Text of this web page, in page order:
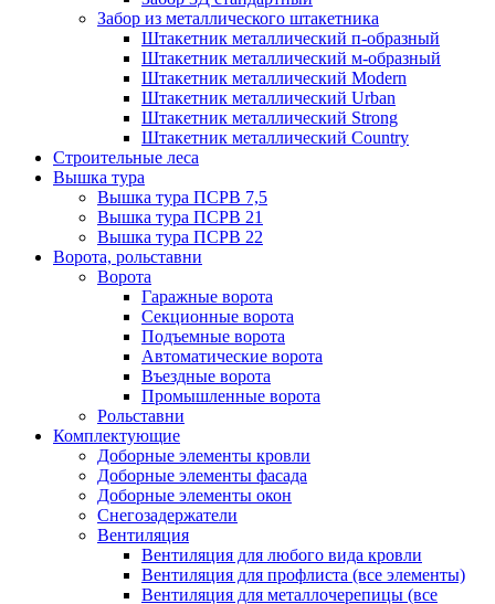
Забор из металлического штакетника
Штакетник металлический п-образный
Штакетник металлический м-образный
Штакетник металлический Мodern
Штакетник металлический Urban
Штакетник металлический Strong
Штакетник металлический Country
Строительные леса
Вышка тура
Вышка тура ПСРВ 7,5
Вышка тура ПСРВ 21
Вышка тура ПСРВ 22
Ворота, рольставни
Ворота
Гаражные ворота
Секционные ворота
Подъемные ворота
Автоматические ворота
Въездные ворота
Промышленные ворота
Рольставни
Комплектующие
Доборные элементы кровли
Доборные элементы фасада
Доборные элементы окон
Снегозадержатели
Вентиляция
Вентиляция для любого вида кровли
Вентиляция для профлиста (все элементы)
Вентиляция для металлочерепицы (все